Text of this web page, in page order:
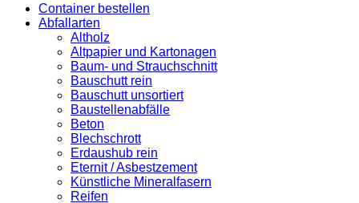
Container bestellen
Abfallarten
Altholz
Altpapier und Kartonagen
Baum- und Strauchschnitt
Bauschutt rein
Bauschutt unsortiert
Baustellenabfälle
Beton
Blechschrott
Erdaushub rein
Eternit / Asbestzement
Künstliche Mineralfasern
Reifen